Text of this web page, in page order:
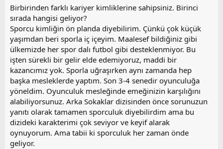
Birbirinden farklı kariyer kimliklerine sahipsiniz. Birinci
sırada hangisi geliyor?
Sporcu kimliğin ön planda diyebilirim. Çünkü çok küçük
yaşımdan beri sporla iç içeyim. Maalesef bildiğiniz gibi
ülkemizde her spor dalı futbol gibi desteklenmiyor. Bu
işten sürekli bir gelir elde edemiyoruz, maddi bir
kazancımız yok. Sporla uğraşırken aynı zamanda hep
başka mesleklerde yaptım. Son 3-4 senedir oyunculuğa
yöneldim. Oyunculuk mesleğinde emeğinizin karşılığını
alabiliyorsunuz. Arka Sokaklar dizisinden önce sorunuzun
yanıtı olarak tamamen sporculuk diyebilirdim ama bu
dizideki karakterimi çok seviyor ve keyif alarak
oynuyorum. Ama tabii ki sporculuk her zaman önde
geliyor.